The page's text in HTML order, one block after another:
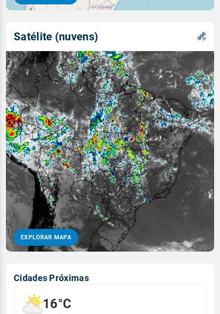
Satélite (nuvens)
EXPLORAR MAPA
Cidades Próximas
16°C